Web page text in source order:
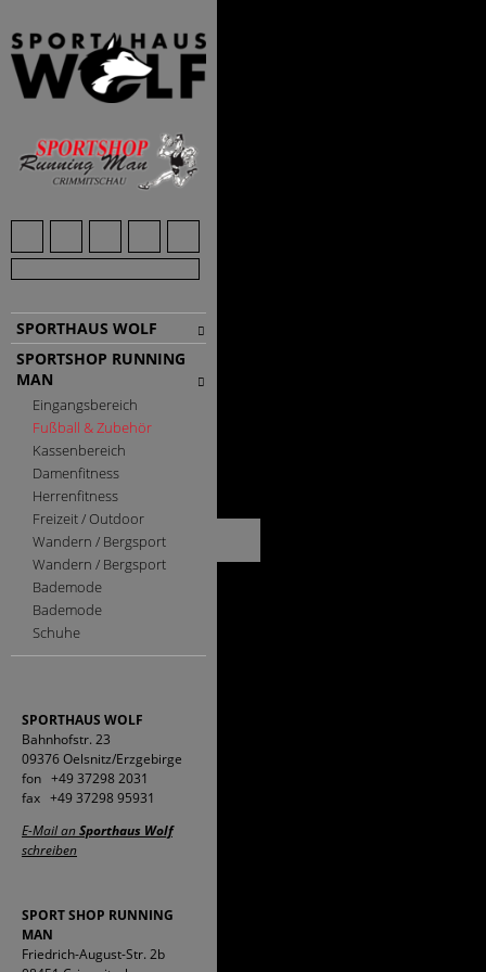
SPORTHAUS WOLF
SPORTSHOP RUNNING
MAN
Eingangsbereich
Fußball & Zubehör
Kassenbereich
Damenfitness
Herrenfitness
Freizeit / Outdoor
Wandern / Bergsport
Wandern / Bergsport
Bademode
Bademode
Schuhe
SPORTHAUS WOLF
Bahnhofstr. 23
09376 Oelsnitz/Erzgebirge
fon +49 37298 2031
fax +49 37298 95931
E-Mail anSporthaus Wolf
schreiben
SPORT SHOP RUNNING
MAN
Friedrich-August-Str. 2b